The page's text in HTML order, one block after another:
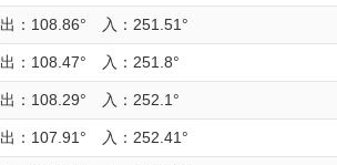
出：108.86° 入：251.51°
出：108.47° 入：251.8°
出：108.29° 入：252.1°
出：107.91° 入：252.41°